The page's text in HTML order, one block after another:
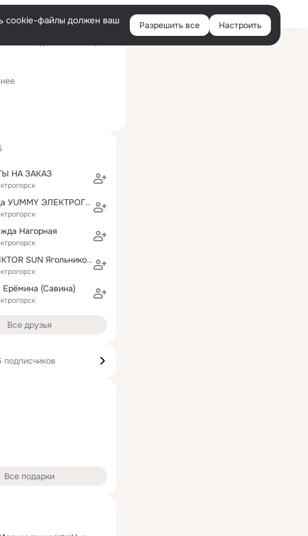
Войти
cookie-файлы должен ваш
Разрешить все Настроить
НА ЗАКАЗ
Пицца УUMMY ЭЛЕКТРОГОРСК
Нагорная
DJ VIKTOR SUN Ягольников Виктор
Ерёмина (Савина)
Все друзья
подписчиков
Все подарки